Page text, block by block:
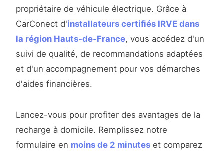
propriétaire de véhicule électrique. Grâce à
CarConect d'installateurs certifiés IRVE dans
la région Hauts-de-France, vous accédez d'un
suivi de qualité, de recommandations adaptées
et d'un accompagnement pour vos démarches
d'aides financières.
Lancez-vous pour profiter des avantages de la
recharge à domicile. Remplissez notre
formulaire en moins de 2 minutes et comparez